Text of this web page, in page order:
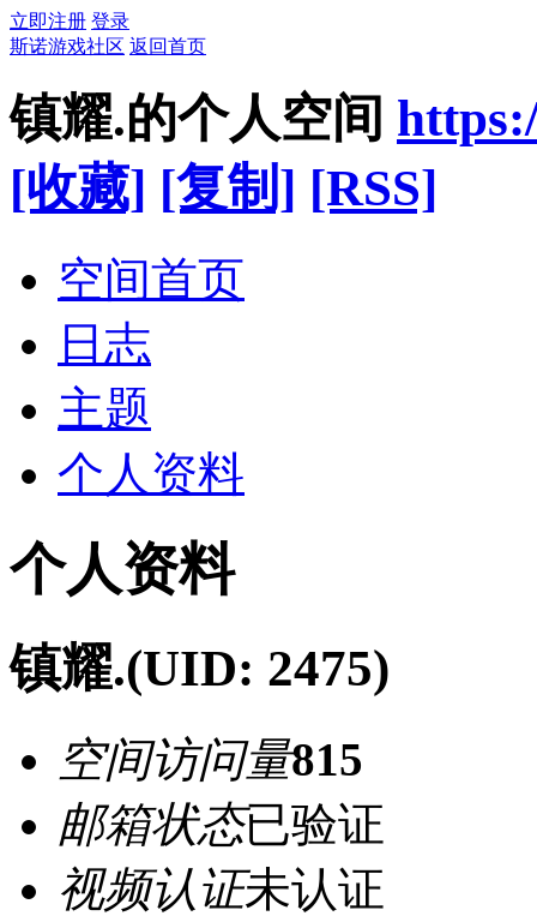
立即注册 登录
斯诺游戏社区 返回首页
镇耀.的个人空间
[收藏] [复制] [RSS]
空间首页
日志
主题
个人资料
个人资料
镇耀.(UID: 2475)
空间访问量815
邮箱状态已验证
视频认证未认证